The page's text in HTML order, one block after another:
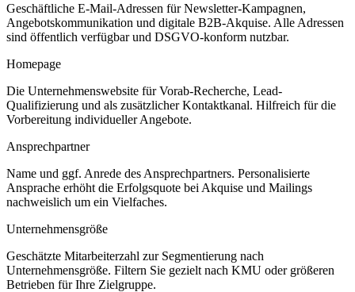
Geschäftliche E-Mail-Adressen für Newsletter-Kampagnen,
Angebotskommunikation und digitale B2B-Akquise. Alle Adressen
sind öffentlich verfügbar und DSGVO-konform nutzbar.
Homepage
Die Unternehmenswebsite für Vorab-Recherche, Lead-
Qualifizierung und als zusätzlicher Kontaktkanal. Hilfreich für die
Vorbereitung individueller Angebote.
Ansprechpartner
Name und ggf. Anrede des Ansprechpartners. Personalisierte
Ansprache erhöht die Erfolgsquote bei Akquise und Mailings
nachweislich um ein Vielfaches.
Unternehmensgröße
Geschätzte Mitarbeiterzahl zur Segmentierung nach
Unternehmensgröße. Filtern Sie gezielt nach KMU oder größeren
Betrieben für Ihre Zielgruppe.